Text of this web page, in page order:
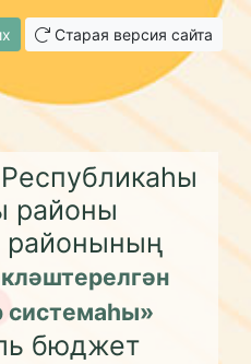
Старая версия сайта
районы
районының
системаһы»
бюджет